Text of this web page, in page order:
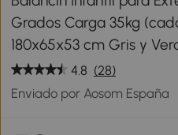
Grados Carga 35kg
180x65x53 cm Gris y
4.8 (28)
Enviado por Aosom España